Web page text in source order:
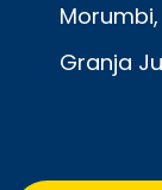
Granja